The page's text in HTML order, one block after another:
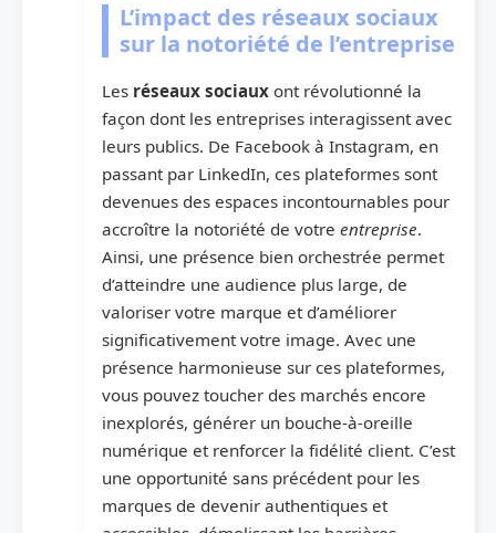
L’impact des réseaux sociaux
sur la notoriété de l’entreprise
Les réseaux sociaux ont révolutionné la
façon dont les entreprises interagissent avec
leurs publics. De Facebook à Instagram, en
passant par LinkedIn, ces plateformes sont
devenues des espaces incontournables pour
accroître la notoriété de votre entreprise.
Ainsi, une présence bien orchestrée permet
d’atteindre une audience plus large, de
valoriser votre marque et d’améliorer
significativement votre image. Avec une
présence harmonieuse sur ces plateformes,
vous pouvez toucher des marchés encore
inexplorés, générer un bouche-à-oreille
numérique et renforcer la fidélité client. C’est
une opportunité sans précédent pour les
marques de devenir authentiques et